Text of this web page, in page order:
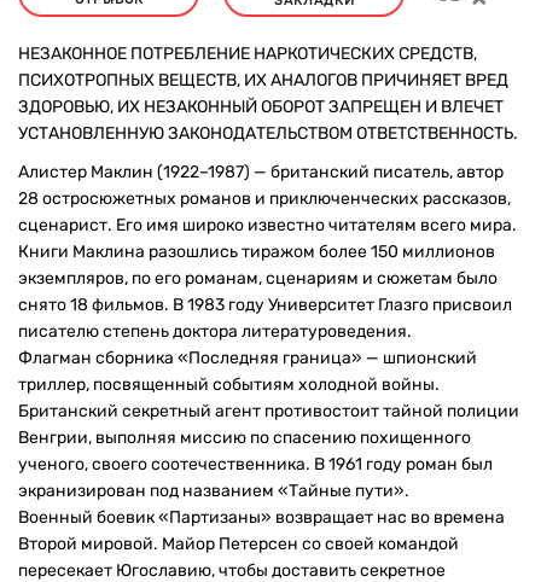
НЕЗАКОННОЕ ПОТРЕБЛЕНИЕ НАРКОТИЧЕСКИХ СРЕДСТВ,
ПСИХОТРОПНЫХ ВЕЩЕСТВ, ИХ АНАЛОГОВ ПРИЧИНЯЕТ ВРЕД
ЗДОРОВЬЮ, ИХ НЕЗАКОННЫЙ ОБОРОТ ЗАПРЕЩЕН И ВЛЕЧЕТ
УСТАНОВЛЕННУЮ ЗАКОНОДАТЕЛЬСТВОМ ОТВЕТСТВЕННОСТЬ.
Алистер Маклин (1922–1987) — британский писатель, автор
28 остросюжетных романов и приключенческих рассказов,
сценарист. Его имя широко известно читателям всего мира.
Книги Маклина разошлись тиражом более 150 миллионов
экземпляров, по его романам, сценариям и сюжетам было
снято 18 фильмов. В 1983 году Университет Глазго присвоил
писателю степень доктора литературоведения.
Флагман сборника «Последняя граница» — шпионский
триллер, посвященный событиям холодной войны.
Британский секретный агент противостоит тайной полиции
Венгрии, выполняя миссию по спасению похищенного
ученого, своего соотечественника. В 1961 году роман был
экранизирован под названием «Тайные пути».
Военный боевик «Партизаны» возвращает нас во времена
Второй мировой. Майор Петерсен со своей командой
пересекает Югославию, чтобы доставить секретное